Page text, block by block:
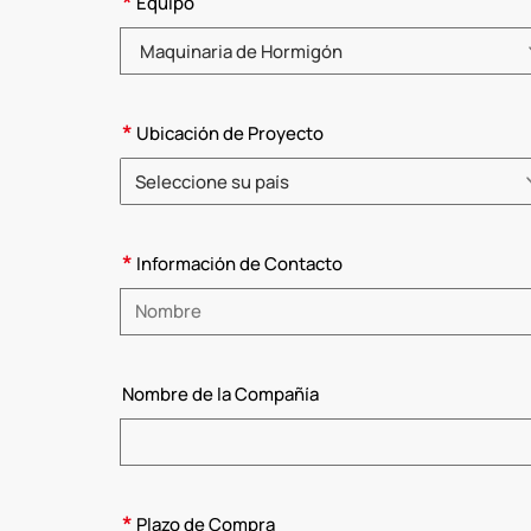
* Ubicación de Proyecto
Seleccione su país
* Información de Contacto
Nombre de la Compañía
Plazo de Compra